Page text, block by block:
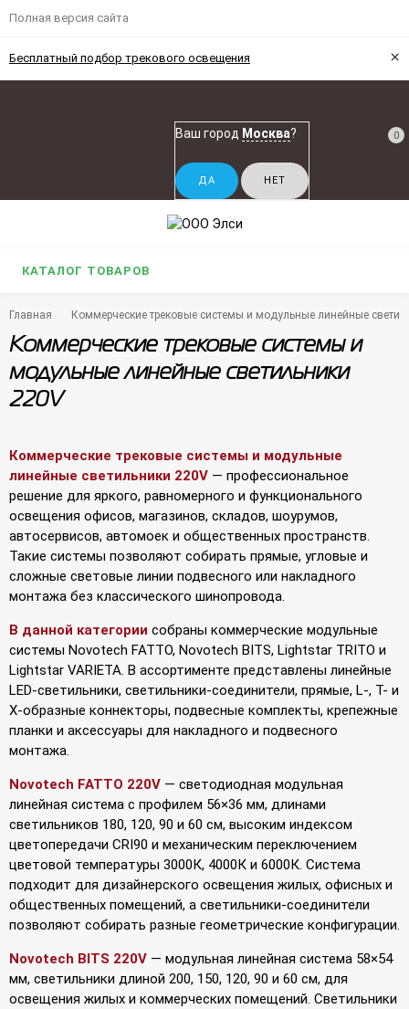
Полная версия сайта
Бесплатный подбор трекового освещения ×
Ваш город Москва? 0
КАТАЛОГ ТОВАРОВ
Главная Коммерческие трековые системы и модульные линейные
Коммерческие трековые системы и
модульные линейные светильники
220V
Коммерческие трековые системы и модульные
линейные светильники 220V — профессиональное
решение для яркого, равномерного и функционального
освещения офисов, магазинов, складов, шоурумов,
автосервисов, автомоек и общественных пространств.
Такие системы позволяют собирать прямые, угловые и
сложные световые линии подвесного или накладного
монтажа без классического шинопровода.
В данной категории собраны коммерческие модульные
системы Novotech FATTO, Novotech BITS, Lightstar TRITO и
Lightstar VARIETA. В ассортименте представлены линейные
LED-светильники, светильники-соединители, прямые, L-, T- и
X-образные коннекторы, подвесные комплекты, крепежные
планки и аксессуары для накладного и подвесного
монтажа.
Novotech FATTO 220V — светодиодная модульная
линейная система с профилем 56×36 мм, длинами
светильников 180, 120, 90 и 60 см, высоким индексом
цветопередачи CRI90 и механическим переключением
цветовой температуры 3000К, 4000К и 6000К. Система
подходит для дизайнерского освещения жилых, офисных и
общественных помещений, а светильники-соединители
позволяют собирать разные геометрические конфигурации.
Novotech BITS 220V — модульная линейная система 58×54
мм, светильники длиной 200, 150, 120, 90 и 60 см, для
освещения жилых и коммерческих помещений. Светильники